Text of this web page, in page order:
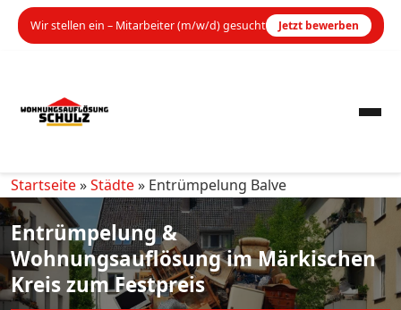
Wir stellen ein – Mitarbeiter (m/w/d) gesucht Jetzt bewerben
Startseite»Städte» Entrümpelung Balve